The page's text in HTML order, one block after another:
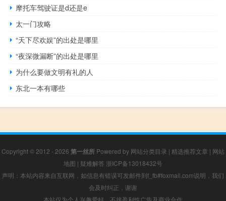
摩托车驾驶证是d还是e
太一门攻略
“天下尽欢娱”的出处是哪里
“夜深微漏断”的出处是哪里
为什么要做文明有礼的人
东北一本有哪些
Copyright © 2012 - 2026 第一丝所 Powered by 网站分类目录 | 精选推荐文章 | 网站
地图 | 疑难解答 浙ICP备13018432号
声明：本站内容来自互联网，如信息有错误可发邮件到f_fb#foxmail.com说明，我们
会及时纠正，谢谢
本站仅为个人兴趣爱好，不接盈利性广告及商业合作